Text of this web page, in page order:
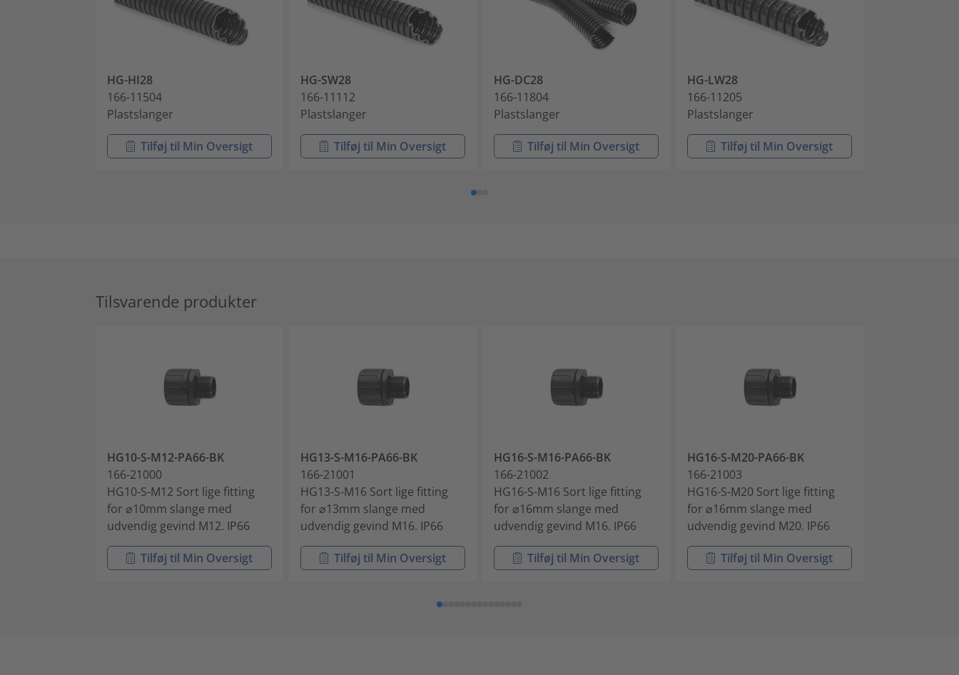
HG-HI28
166-11504
Plastslanger
Tilføj til Min Oversigt
HG-SW28
166-11112
Plastslanger
Tilføj til Min Oversigt
HG-DC28
166-11804
Plastslanger
Tilføj til Min Oversigt
HG-LW28
166-11205
Plastslanger
Tilføj til Min Oversigt
Tilsvarende produkter
HG10-S-M12-PA66-BK
166-21000
HG10-S-M12 Sort lige fitting
for ⌀10mm slange med
udvendig gevind M12. IP66
Tilføj til Min Oversigt
HG13-S-M16-PA66-BK
166-21001
HG13-S-M16 Sort lige fitting
for ⌀13mm slange med
udvendig gevind M16. IP66
Tilføj til Min Oversigt
HG16-S-M16-PA66-BK
166-21002
HG16-S-M16 Sort lige fitting
for ⌀16mm slange med
udvendig gevind M16. IP66
Tilføj til Min Oversigt
HG16-S-M20-PA66-BK
166-21003
HG16-S-M20 Sort lige fitting
for ⌀16mm slange med
udvendig gevind M20. IP66
Tilføj til Min Oversigt